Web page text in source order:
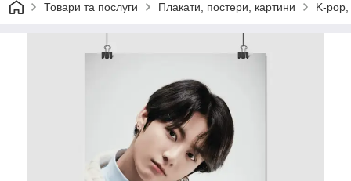
Товари та послуги Плакати, постери, картини K-